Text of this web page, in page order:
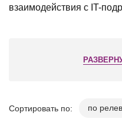
взаимодействия с IT-
Сортировать по: